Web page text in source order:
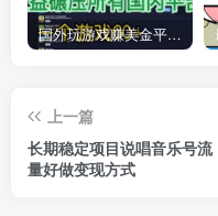
国外玩游戏赚美金平台，一个游戏60+，收益碾压国内所有平台
上一篇
长期稳定项目说唱音乐号流
量好做变现方式